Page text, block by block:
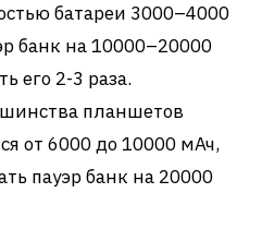
батареи 3000–4000
банк на 10000–20000
его 2-3 раза.
планшетов
от 6000 до 10000 мАч,
пауэр банк на 20000